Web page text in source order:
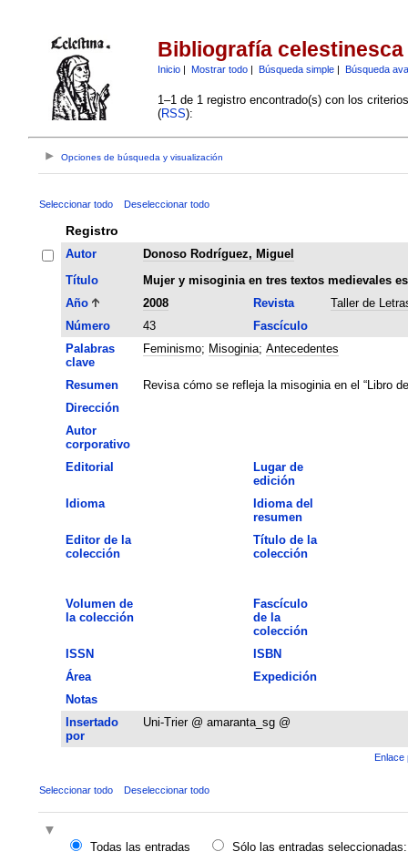
Bibliografía celestinesca
Inicio| Mostrar todo| Búsqueda simple| Búsqueda
1–1 de 1 registro encontrado(s) con los
(RSS):
Opciones de búsqueda y visualización
Seleccionar todo Deseleccionar todo
Registro
Autor
Donoso Rodríguez, Miguel
Título
Mujer y misoginia en tres textos medievales
Año
2008 Revista
Taller de
Número
43
Fascículo
Palabras
clave
Feminismo; Misoginia; Antecedentes
Resumen
Revisa cómo se refleja la misoginia en el “Libro
Dirección
Autor
corporativo
Editorial
Lugar de
edición
Idioma
Idioma del
resumen
Editor de la
colección
Título de la
colección
Volumen de
la colección
Fascículo
de la
colección
ISSN
ISBN
Área
Expedición
Notas
Insertado
por
Uni-Trier @ amaranta_sg @
Enlace
Seleccionar todo Deseleccionar todo
Todas las entradas
Sólo las entradas seleccionadas: